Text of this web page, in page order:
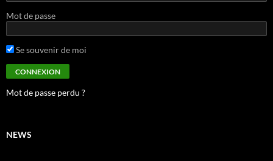
Mot de passe
Se souvenir de moi
Mot de passe perdu ?
NEWS